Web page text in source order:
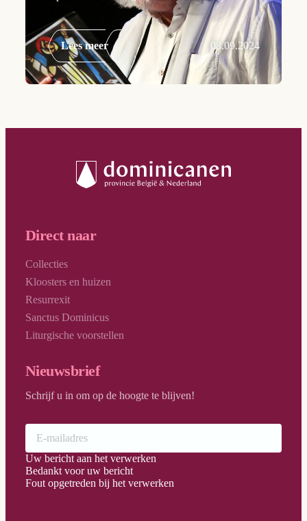
Lees meer 08.09.2024
Direct naar
Collecties
Kloosters en huizen
Resurrexit
Sanctus Dominicus
Liturgische voorstellen
Nieuwsbrief
Schrijf u in om op de hoogte te blijven!
Uw bericht aan het verwerken
Bedankt voor uw bericht
Fout opgetreden bij het verwerken